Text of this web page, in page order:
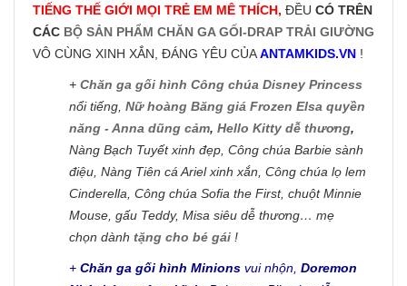
TIẾNG THẾ GIỚI MỌI TRẺ EM MÊ THÍCH, ĐỀU CÓ TRÊN
CÁC BỘ SẢN PHẨM CHĂN GA GỐI-DRAP TRẢI GIƯỜNG
VÔ CÙNG XINH XẮN, ĐÁNG YÊU CỦAANTAMKIDS.VN !
+ Chăn ga gối hình Công chúa Disney Princess
nổi tiếng, Nữ hoàng Băng giá Frozen Elsa quyền
năng - Anna dũng cảm, Hello Kitty dễ thương,
Nàng Bạch Tuyết xinh đẹp, Công chúa Barbie sành
điệu, Nàng Tiên cá Ariel xinh xắn, Công chúa lọ lem
Cinderella, Công chúa Sofia the First, chuột Minnie
Mouse, gấu Teddy, Misa siêu dễ thương… mẹ
chọn dành tặng cho bé gái !
+ Chăn ga gối hình Minions vui nhộn, Doremon